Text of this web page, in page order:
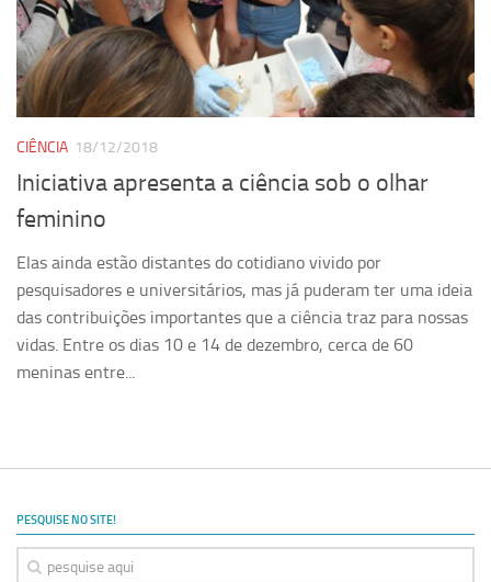
CIÊNCIA 18/12/2018
Iniciativa apresenta a ciência sob o olhar
feminino
Elas ainda estão distantes do cotidiano vivido por
pesquisadores e universitários, mas já puderam ter uma ideia
das contribuições importantes que a ciência traz para nossas
vidas. Entre os dias 10 e 14 de dezembro, cerca de 60
meninas entre...
PESQUISE NO SITE!